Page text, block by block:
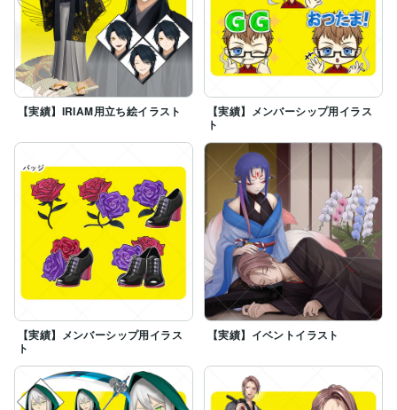
【実績】IRIAM用立ち絵イラスト
【実績】メンバーシップ用イラス
ト
【実績】メンバーシップ用イラス
ト
【実績】イベントイラスト